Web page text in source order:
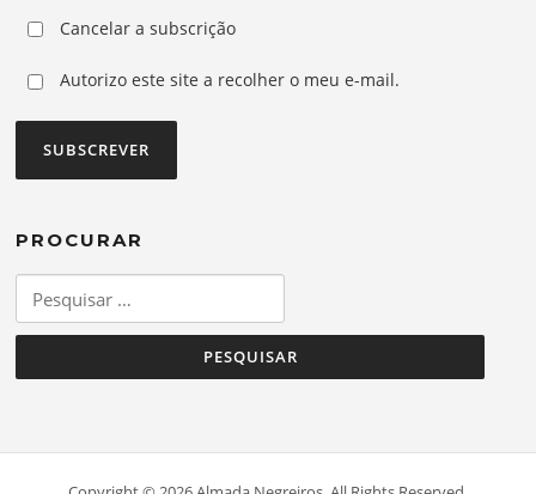
Cancelar a subscrição
Autorizo este site a recolher o meu e-mail.
PROCURAR
por: